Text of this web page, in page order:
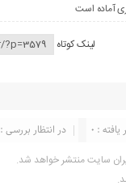
آماده است
لینک کوتاه
در انتظار بررسی : 0 : ۰
سایت منتشر خواهد شد.